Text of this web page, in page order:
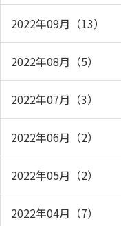
2022年09月（13）
2022年08月（5）
2022年07月（3）
2022年06月（2）
2022年05月（2）
2022年04月（7）